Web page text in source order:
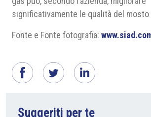
significativamente le qualità del
Fonte e Fonte fotografia:
Suggeriti per te